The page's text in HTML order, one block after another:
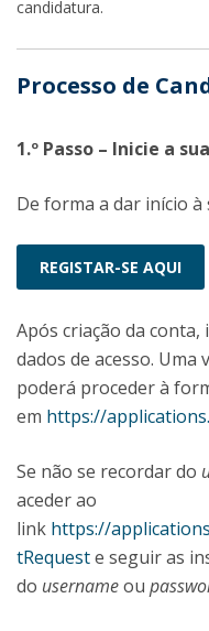
candidatura.
Processo de
1.º Passo – Inicie a
De forma a dar início à
REGISTAR-SE AQUI
Após criação da
dados de acesso. Uma
poderá proceder à
em https://
Se não se recordar do
aceder ao
link https://
tRequeste seguir as
do usernameou